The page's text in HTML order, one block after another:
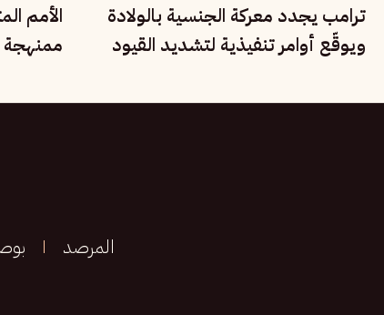
ترامب يجدد معركة الجنسية بالولادة
ويوقّع أوامر تنفيذية لتشديد القيود
الأمم
ممنهجة
المرصد